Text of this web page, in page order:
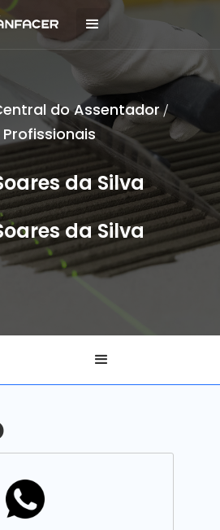
do Assentador/
Profissionais
da Silva
da Silva